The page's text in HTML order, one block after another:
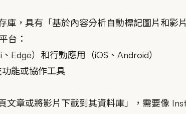
庫，具有「基於內容分析自動標記圖片和影
台：
Edge）和行動應用（iOS、Android）
能或協作工具
文章或將影片下載到其資料庫」，需要像